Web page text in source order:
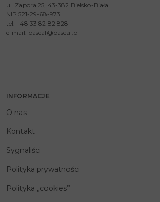
ul. Zapora 25, 43-382 Bielsko-Biała
NIP 521-29-68-973
tel. +48 33 82 82 828
e-mail: pascal@pascal.pl
INFORMACJE
O nas
Kontakt
Sygnaliści
Polityka prywatności
Polityka „cookies”